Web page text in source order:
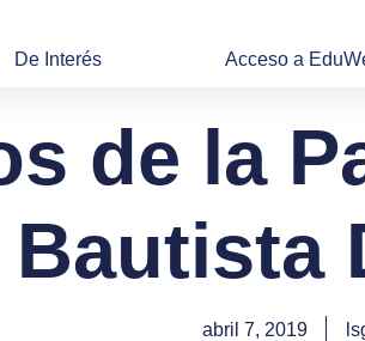
De Interés Acceso a
de la
abril 7, 2019